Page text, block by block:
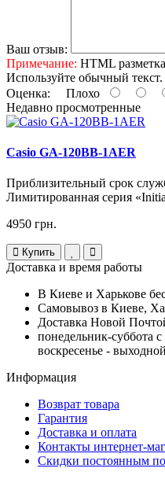
Ваш отзыв:
Примечание: HTML
Используйте обычный текст.
Оценка: Плохо
Недавно просмотренные
Casio GA-120BB-1AER
Приблизительный срок
Лимитированная серия
4950 грн.
Купить
Доставка и время работы
В Киеве и Харькове
Самовывоз в Киеве,
Доставка Новой
понедельник-суббота
воскресенье - выходной
Информация
Возврат товара
Гарантия
Доставка и оплата
Контакты интернет-
Скидки постоянным